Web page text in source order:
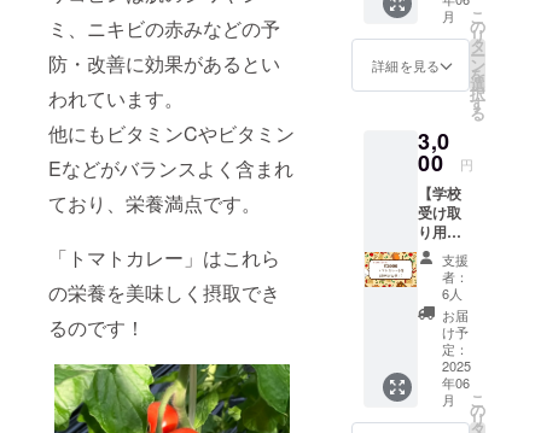
ミ、ニキビの赤みなどの予
防・改善に効果があるとい
われています。
他にもビタミンCやビタミン
Eなどがバランスよく含まれ
ており、栄養満点です。
「トマトカレー」はこれら
の栄養を美味しく摂取でき
るのです！
２パッ
クお送
りしま
す。 ※
150gと
なりま
す。 ※
原材料
及び添
加物等
の食品
表示は
お届け
商品の
ラベル
に表記
されま
す。 商
品開封
前には
月
詳細を見る
こ
の
リ
タ
ー
ン
を
選
択
す
る
3,0
00 円
【学校
受け取
り用】
トマト
カレー5
個入り
※内容量
は1袋
150gと
なりま
す。 ※
原材料
及び添
支援
者：
6人
お届
け予
定：
2025
年06
月
こ
の
リ